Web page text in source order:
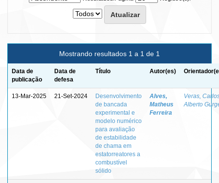
Mostrando resultados 1 a 1 de 1
Data de
publicação
Data de
defesa
Título Autor(es)
13-Mar-2025 21-Set-2024
Desenvolvimento
de bancada
experimental e
modelo numérico
para avaliação
de estabilidade
de chama em
estatorreatores a
combustível
sólido
Alves,
Matheus
Ferreira
Veras,
Alberto